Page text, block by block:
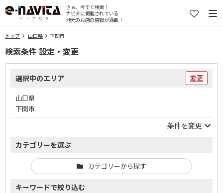
さぁ、今すぐ検索！
ナビタに掲載されている
地元のお店の情報が満載！
トップ 山口県 下関市
検索条件 設定・変更
選択中のエリア 変更
山口県
下関市
条件を変更
カテゴリーを選ぶ
カテゴリーから探す
キーワードで絞り込む